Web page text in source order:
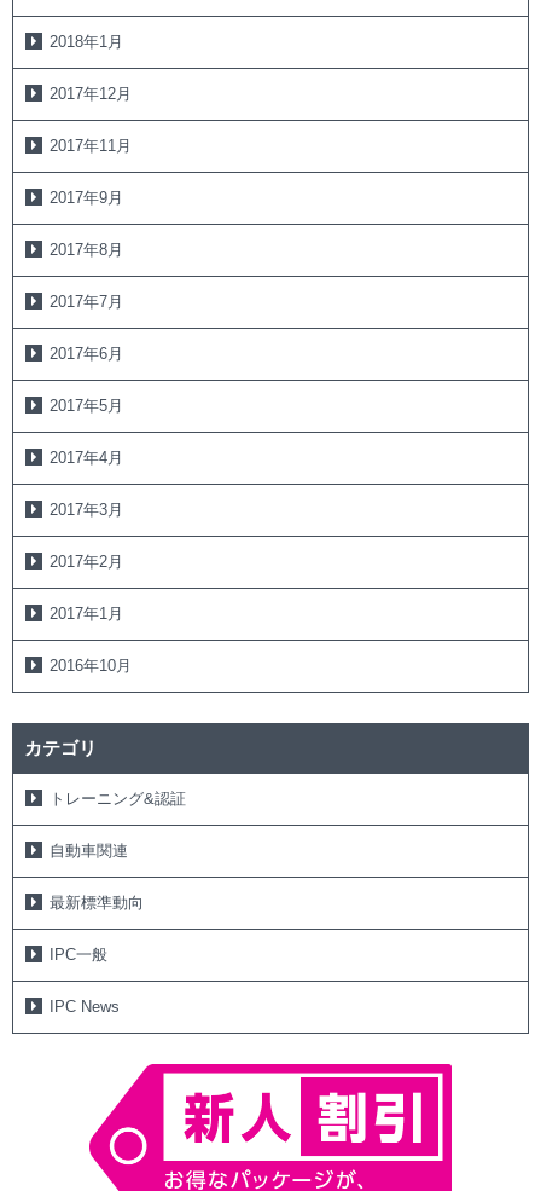
2018年1月
2017年12月
2017年11月
2017年9月
2017年8月
2017年7月
2017年6月
2017年5月
2017年4月
2017年3月
2017年2月
2017年1月
2016年10月
カテゴリ
トレーニング&認証
自動車関連
最新標準動向
IPC一般
IPC News